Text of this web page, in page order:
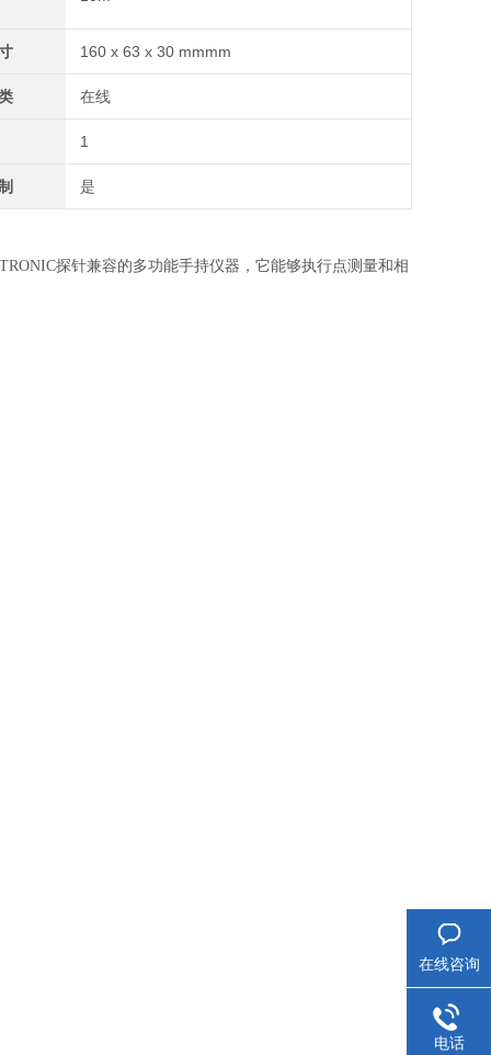
160 x 63 x 30 mmmm
在线
1
是
探针兼容的多功能手持仪器，它能够执行点测量和相
在线咨询
电话